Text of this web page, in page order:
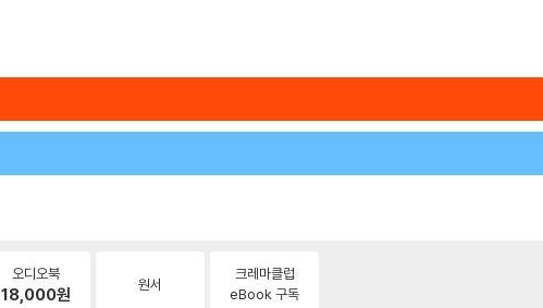
오디오북
18,000원 원서
크레마클럽
eBook 구독